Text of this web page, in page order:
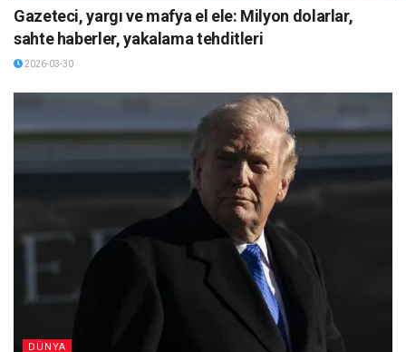
Gazeteci, yargı ve mafya el ele: Milyon dolarlar,
sahte haberler, yakalama tehditleri
2026-03-30
DÜNYA